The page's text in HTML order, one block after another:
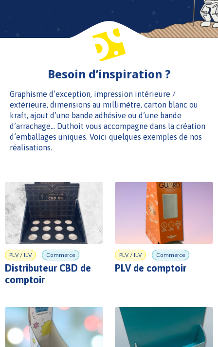
Besoin d’inspiration ?
Graphisme d’exception, impression intérieure /
extérieure, dimensions au millimètre, carton blanc ou
kraft, ajout d’une bande adhésive ou d’une bande
d’arrachage… Duthoit vous accompagne dans la création
d’emballages uniques. Voici quelques exemples de nos
réalisations.
PLV / ILV Commerce
Distributeur CBD de
comptoir
PLV / ILV Commerce
PLV de comptoir